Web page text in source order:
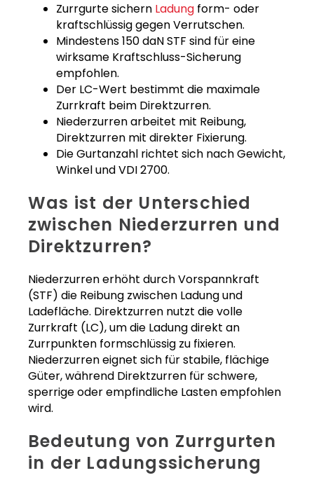
Zurrgurte sichern Ladung form- oder
kraftschlüssig gegen Verrutschen.
Mindestens 150 daN STF sind für eine
wirksame Kraftschluss-Sicherung
empfohlen.
Der LC-Wert bestimmt die maximale
Zurrkraft beim Direktzurren.
Niederzurren arbeitet mit Reibung,
Direktzurren mit direkter Fixierung.
Die Gurtanzahl richtet sich nach Gewicht,
Winkel und VDI 2700.
Was ist der Unterschied
zwischen Niederzurren und
Direktzurren?
Niederzurren erhöht durch Vorspannkraft
(STF) die Reibung zwischen Ladung und
Ladefläche. Direktzurren nutzt die volle
Zurrkraft (LC), um die Ladung direkt an
Zurrpunkten formschlüssig zu fixieren.
Niederzurren eignet sich für stabile, flächige
Güter, während Direktzurren für schwere,
sperrige oder empfindliche Lasten empfohlen
wird.
Bedeutung von Zurrgurten
in der Ladungssicherung